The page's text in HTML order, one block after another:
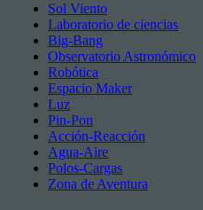
Sol Viento
Laboratorio de ciencias
Big-Bang
Observatorio Astronómico
Robótica
Espacio Maker
Luz
Pin-Pon
Acción-Reacción
Agua-Aire
Polos-Cargas
Zona de Aventura